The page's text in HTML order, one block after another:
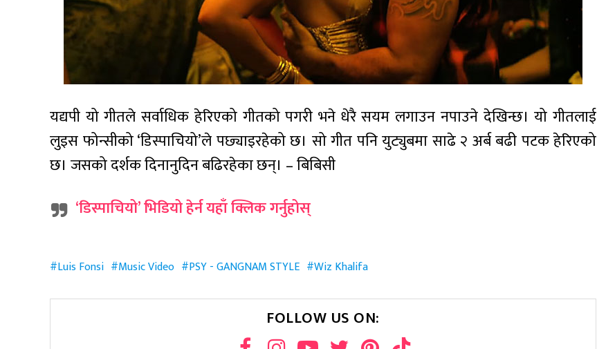
यद्यपी यो गीतले सर्वाधिक हेरिएको गीतको पगरी भने धेरै सयम लगाउन नपाउने देखिन्छ। यो गीतलाई
लुइस फोन्सीको ‘डिस्पाचियो’ले पछ्याइरहेको छ। सो गीत पनि युट्युबमा साढे २ अर्ब बढी पटक हेरिएको
छ। जसको दर्शक दिनानुदिन बढिरहेका छन्। – बिबिसी
‘डिस्पाचियो’ भिडियो हेर्न यहाँ क्लिक गर्नुहोस्
Luis Fonsi Music Video PSY - GANGNAM STYLE Wiz Khalifa
FOLLOW US ON: